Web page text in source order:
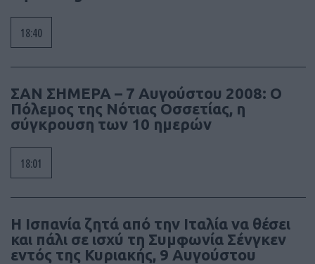
18:40
ΣΑΝ ΣΗΜΕΡΑ – 7 Αυγούστου 2008: Ο
Πόλεμος της Νότιας Οσσετίας, η
σύγκρουση των 10 ημερών
18:01
Η Ισπανία ζητά από την Ιταλία να θέσει
και πάλι σε ισχύ τη Συμφωνία Σένγκεν
εντός της Κυριακής, 9 Αυγούστου